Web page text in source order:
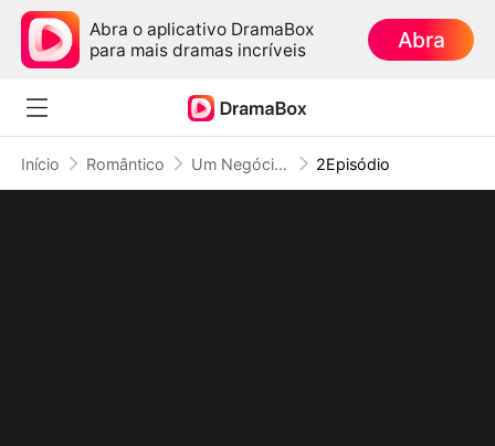
Abra o aplicativo DramaBox
para mais dramas incríveis
Abra
Início Romântico Um Negócio com Meu Doador Bilionário (Dublado) 2Episódio